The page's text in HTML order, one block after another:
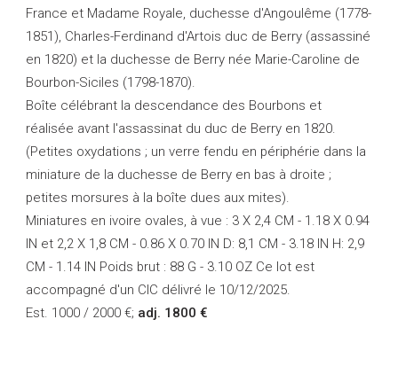
France et Madame Royale, duchesse d'Angoulême (1778-
1851), Charles-Ferdinand d'Artois duc de Berry (assassiné
en 1820) et la duchesse de Berry née Marie-Caroline de
Bourbon-Siciles (1798-1870).
Boîte célébrant la descendance des Bourbons et
réalisée avant l'assassinat du duc de Berry en 1820.
(Petites oxydations ; un verre fendu en périphérie dans la
miniature de la duchesse de Berry en bas à droite ;
petites morsures à la boîte dues aux mites).
Miniatures en ivoire ovales, à vue : 3 X 2,4 CM - 1.18 X 0.94
IN et 2,2 X 1,8 CM - 0.86 X 0.70 IN D: 8,1 CM - 3.18 IN H: 2,9
CM - 1.14 IN Poids brut : 88 G - 3.10 OZ Ce lot est
accompagné d'un CIC délivré le 10/12/2025.
Est. 1000 / 2000 €; adj. 1800 €